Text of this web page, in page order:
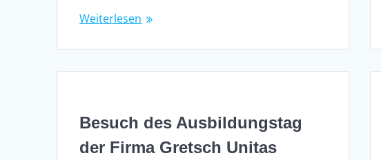
Weiterlesen
Besuch des Ausbildungstag
der Firma Gretsch Unitas